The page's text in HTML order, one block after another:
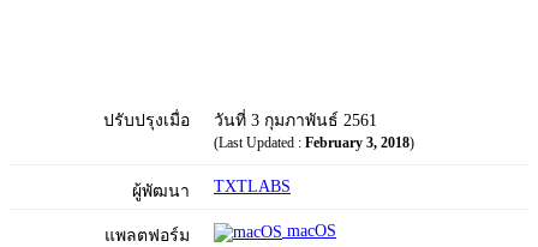
ปรับปรุงเมื่อ วันที่ 3 กุมภาพันธ์ 2561
(Last Updated : February 3, 2018)
ผู้พัฒนา TXTLABS
แพลตฟอร์ม macOS